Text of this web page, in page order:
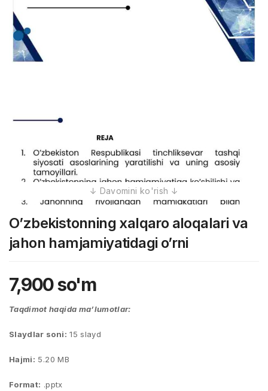
O’zbekistonning xalqaro aloqalari va
jahon hamjamiyatidagi o’rni
7,900so'm
Taqdimot haqida ma’lumotlar:
Slaydlar soni: 15 slayd
Hajmi: 5.20 MB
Format: .pptx